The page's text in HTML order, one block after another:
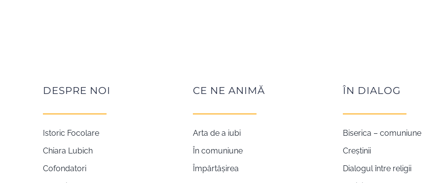
DESPRE NOI
Istoric Focolare
Chiara Lubich
Cofondatori
CE NE ANIMĂ
Arta de a iubi
În comuniune
Împărtășirea
ÎN DIALOG
Biserica – comuniune
Creștinii
Dialogul între religii